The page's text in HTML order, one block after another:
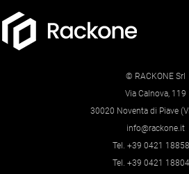
© RACKONE Srl
Via Calnova, 119
30020 Noventa di Piave
info@rackone.it
Tel. +39 0421
Tel. +39 0421